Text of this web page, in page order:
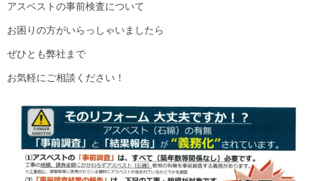
アスベストの事前検査について
お困りの方がいらっしゃいましたら
ぜひとも弊社まで
お気軽にご相談ください！